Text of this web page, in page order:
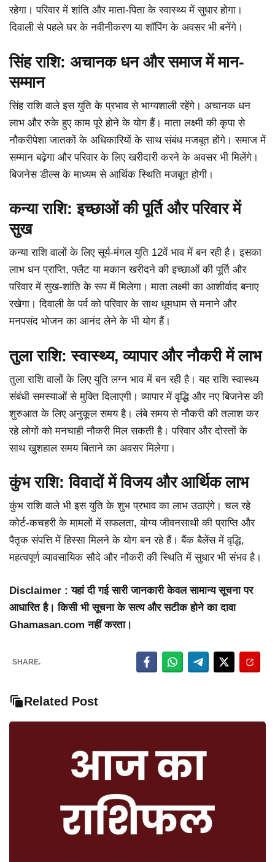
रहेगा। परिवार में शांति और माता-पिता के स्वास्थ्य में सुधार होगा।
दिवाली से पहले घर के नवीनीकरण या शॉपिंग के अवसर भी बनेंगे।
सिंह राशि: अचानक धन और समाज में मान-
सम्मान
सिंह राशि वाले इस युति के प्रभाव से भाग्यशाली रहेंगे। अचानक धन
लाभ और रुके हुए काम पूरे होने के योग हैं। माता लक्ष्मी की कृपा से
नौकरीपेशा जातकों के अधिकारियों के साथ संबंध मजबूत होंगे। समाज में
सम्मान बढ़ेगा और परिवार के लिए खरीदारी करने के अवसर भी मिलेंगे।
बिजनेस डील्स के माध्यम से आर्थिक स्थिति मजबूत होगी।
कन्या राशि: इच्छाओं की पूर्ति और परिवार में
सुख
कन्या राशि वालों के लिए सूर्य-मंगल युति 12वें भाव में बन रही है। इसका
लाभ धन प्राप्ति, फ्लैट या मकान खरीदने की इच्छाओं की पूर्ति और
परिवार में सुख-शांति के रूप में मिलेगा। माता लक्ष्मी का आशीर्वाद बनाए
रखेगा। दिवाली के पर्व को परिवार के साथ धूमधाम से मनाने और
मनपसंद भोजन का आनंद लेने के भी योग हैं।
तुला राशि: स्वास्थ्य, व्यापार और नौकरी में लाभ
तुला राशि वालों के लिए युति लग्न भाव में बन रही है। यह राशि स्वास्थ्य
संबंधी समस्याओं से मुक्ति दिलाएगी। व्यापार में वृद्धि और नए बिजनेस की
शुरुआत के लिए अनुकूल समय है। लंबे समय से नौकरी की तलाश कर
रहे लोगों को मनचाही नौकरी मिल सकती है। परिवार और दोस्तों के
साथ खुशहाल समय बिताने का अवसर मिलेगा।
कुंभ राशि: विवादों में विजय और आर्थिक लाभ
कुंभ राशि वाले भी इस युति के शुभ प्रभाव का लाभ उठाएंगे। चल रहे
कोर्ट-कचहरी के मामलों में सफलता, योग्य जीवनसाथी की प्राप्ति और
पैतृक संपत्ति में हिस्सा मिलने के योग बन रहे हैं। बैंक बैलेंस में वृद्धि,
महत्वपूर्ण व्यावसायिक सौदे और नौकरी की स्थिति में सुधार भी संभव है।
Disclaimer : यहां दी गई सारी जानकारी केवल सामान्य सूचना पर
आधारित है। किसी भी सूचना के सत्य और सटीक होने का दावा
Ghamasan.com नहीं करता।
SHARE.
Related Post